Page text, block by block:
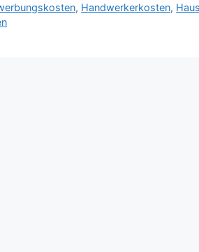
, Handwerkerkosten,